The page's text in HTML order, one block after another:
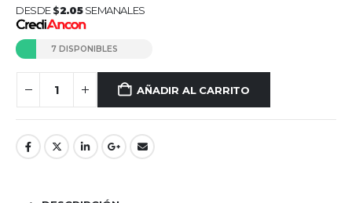
DESDE$2.05SEMANALES
7 DISPONIBLES
AÑADIR AL CARRITO